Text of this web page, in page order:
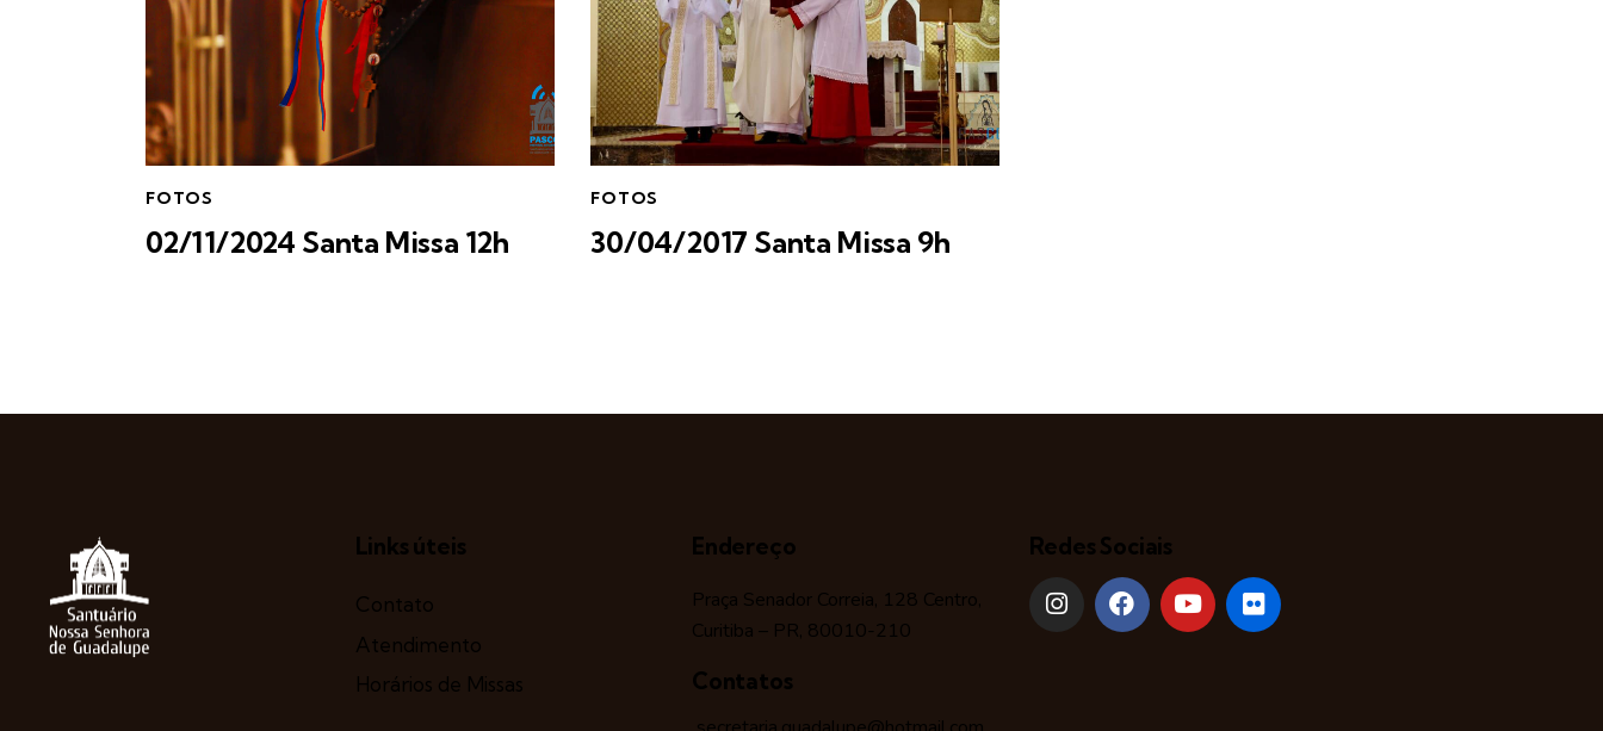
FOTOS
02/11/2024 Santa Missa 12h
FOTOS
30/04/2017 Santa Missa 9h
Links úteis
Contato
Atendimento
Horários de Missas
Endereço
Praça Senador Correia, 128 Centro,
Curitiba – PR, 80010-210
Contatos
Redes Sociais